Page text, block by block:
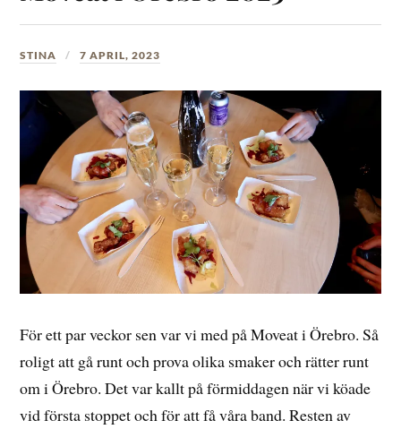
STINA 7 APRIL, 2023
För ett par veckor sen var vi med på Moveat i Örebro. Så
roligt att gå runt och prova olika smaker och rätter runt
om i Örebro. Det var kallt på förmiddagen när vi köade
vid första stoppet och för att få våra band. Resten av